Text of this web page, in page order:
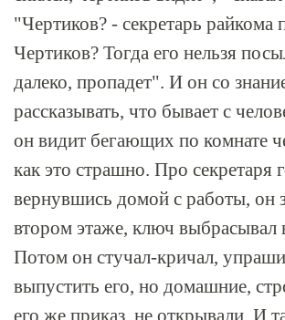
"Чертиков? - секретарь райкома
Чертиков? Тогда его нельзя
далеко, пропадет". И он со
рассказывать, что бывает с
он видит бегающих по комнате
как это страшно. Про секретаря
вернувшись домой с работы, он
втором этаже, ключ выбрасывал
Потом он стучал-кричал,
выпустить его, но домашние,
его же приказ, не открывали. И